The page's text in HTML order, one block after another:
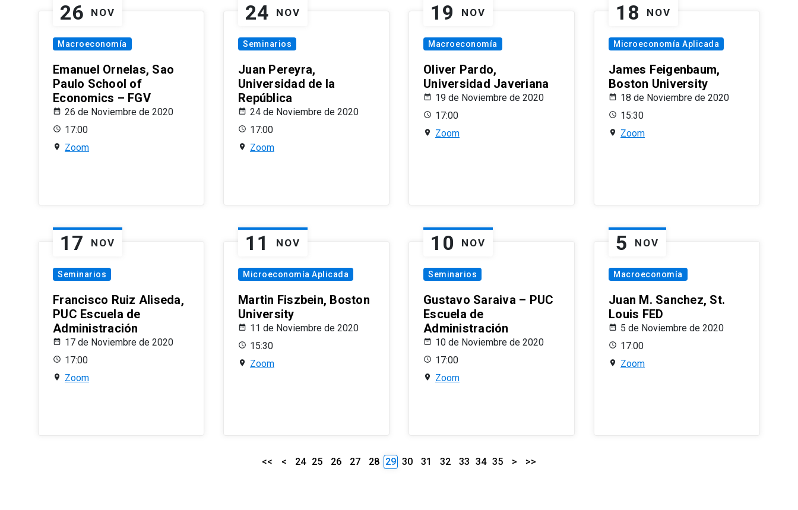
26 NOV
Macroeconomía
Emanuel Ornelas, Sao
Paulo School of
Economics – FGV
26 de Noviembre de 2020
17:00
Zoom
24 NOV
Seminarios
Juan Pereyra,
Universidad de la
República
24 de Noviembre de 2020
17:00
Zoom
19 NOV
Macroeconomía
Oliver Pardo,
Universidad Javeriana
19 de Noviembre de 2020
17:00
Zoom
18 NOV
Microeconomía Aplicada
James Feigenbaum,
Boston University
18 de Noviembre de 2020
15:30
Zoom
17 NOV
Seminarios
Francisco Ruiz Aliseda,
PUC Escuela de
Administración
17 de Noviembre de 2020
17:00
Zoom
11 NOV
Microeconomía Aplicada
Martin Fiszbein, Boston
University
11 de Noviembre de 2020
15:30
Zoom
10 NOV
Seminarios
Gustavo Saraiva – PUC
Escuela de
Administración
10 de Noviembre de 2020
17:00
Zoom
5 NOV
Macroeconomía
Juan M. Sanchez, St.
Louis FED
5 de Noviembre de 2020
17:00
Zoom
<< < 24 25 26 27 28 29 30 31 32 33 34 35 > >>